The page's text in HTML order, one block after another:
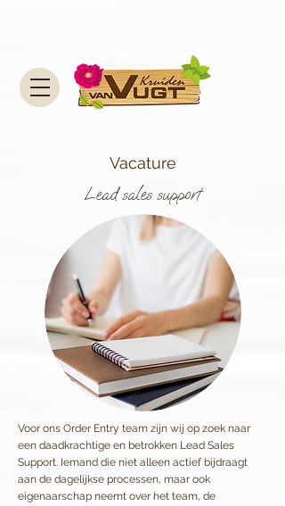
Vacature
Lead sales support
Voor ons Order Entry team zijn wij op zoek naar
een daadkrachtige en betrokken Lead Sales
Support. Iemand die niet alleen actief bijdraagt
aan de dagelijkse processen, maar ook
eigenaarschap neemt over het team, de